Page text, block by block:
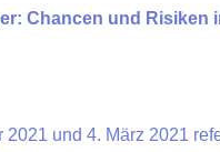
Chancen und Risiken
2021 und 4. März 2021